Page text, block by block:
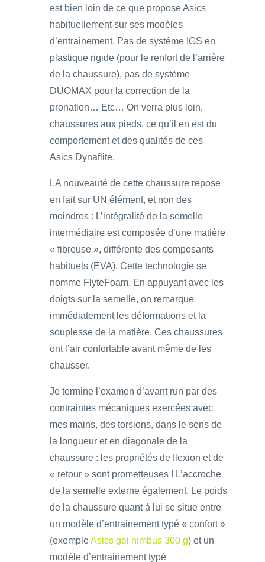
est bien loin de ce que propose Asics
habituellement sur ses modèles
d’entrainement. Pas de système IGS en
plastique rigide (pour le renfort de l’arrière
de la chaussure), pas de système
DUOMAX pour la correction de la
pronation… Etc… On verra plus loin,
chaussures aux pieds, ce qu’il en est du
comportement et des qualités de ces
Asics Dynaflite.
LA nouveauté de cette chaussure repose
en fait sur UN élément, et non des
moindres : L’intégralité de la semelle
intermédiaire est composée d’une matière
« fibreuse », différente des composants
habituels (EVA). Cette technologie se
nomme FlyteFoam. En appuyant avec les
doigts sur la semelle, on remarque
immédiatement les déformations et la
souplesse de la matière. Ces chaussures
ont l’air confortable avant même de les
chausser.
Je termine l’examen d’avant run par des
contraintes mécaniques exercées avec
mes mains, des torsions, dans le sens de
la longueur et en diagonale de la
chaussure : les propriétés de flexion et de
« retour » sont prometteuses ! L’accroche
de la semelle externe également. Le poids
de la chaussure quant à lui se situe entre
un modèle d’entrainement typé « confort »
(exempleAsics gel nimbus 300 g) et un
modèle d’entrainement typé